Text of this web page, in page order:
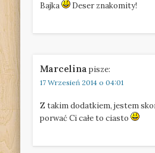
Bajka Deser znakomity!
Marcelina pisze:
17 Wrzesień 2014 o 04:01
Z takim dodatkiem, jestem
porwać Ci całe to ciasto